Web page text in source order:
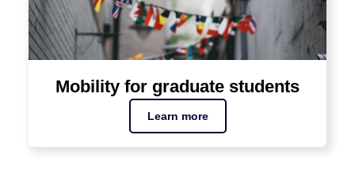
Mobility for graduate students
Learn more